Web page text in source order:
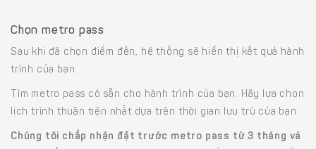
Chọn metro pass
Sau khi đã chọn điểm đến, hệ thống sẽ hiển thị kết quả hành
trình của bạn.
Tìm metro pass có sẵn cho hành trình của bạn. Hãy lựa chọn
lịch trình thuận tiện nhất dựa trên thời gian lưu trú của bạn.
Chúng tôi chấp nhận đặt trước metro pass từ 3 tháng và